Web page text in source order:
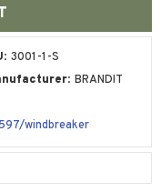
3001-1-S
BRANDIT
windbreaker